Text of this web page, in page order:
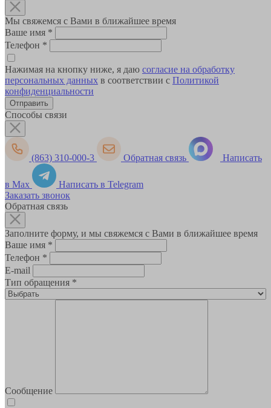
Мы свяжемся с Вами в ближайшее время
Ваше имя *
Телефон *
Нажимая на кнопку ниже, я даю согласие на обработку
персональных данных в соответствии с Политикой
конфиденциальности
Способы связи
(863) 310-000-3 Обратная связь Написать
в Max
Написать в Telegram
Заказать звонок
Обратная связь
Заполните форму, и мы свяжемся с Вами в ближайшее время
Ваше имя *
Телефон *
E-mail
Тип обращения *
Сообщение